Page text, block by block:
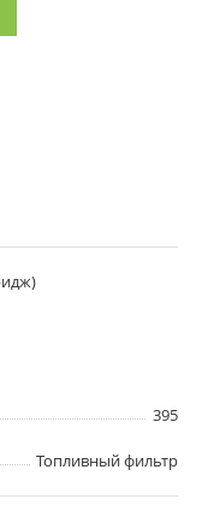
395
Топливный фильтр